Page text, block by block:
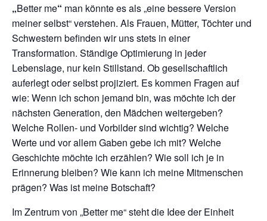
„Better me“ man könnte es als „eine bessere Version
meiner selbst“ verstehen. Als Frauen, Mütter, Töchter und
Schwestern befinden wir uns stets in einer
Transformation. Ständige Optimierung in jeder
Lebenslage, nur kein Stillstand. Ob gesellschaftlich
auferlegt oder selbst projiziert. Es kommen Fragen auf
wie: Wenn ich schon jemand bin, was möchte ich der
nächsten Generation, den Mädchen weitergeben?
Welche Rollen- und Vorbilder sind wichtig? Welche
Werte und vor allem Gaben gebe ich mit? Welche
Geschichte möchte ich erzählen? Wie soll ich je in
Erinnerung bleiben? Wie kann ich meine Mitmenschen
prägen? Was ist meine Botschaft?
Im Zentrum von „Better me“ steht die Idee der Einheit